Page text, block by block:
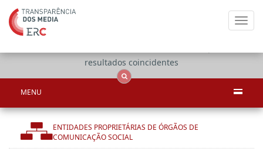
resultados coincidentes
MENU
ENTIDADES PROPRIETÁRIAS DE ÓRGÃOS DE
COMUNICAÇÃO SOCIAL